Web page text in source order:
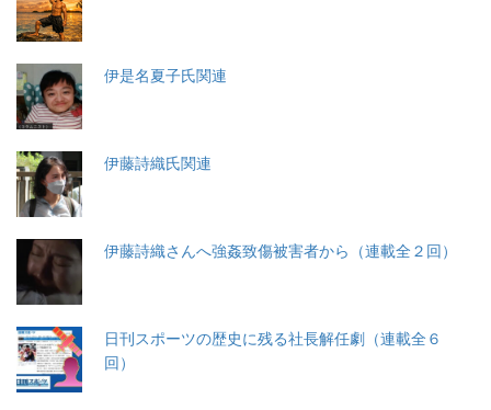
伊是名夏子氏関連
伊藤詩織氏関連
伊藤詩織さんへ強姦致傷被害者から（連載全２回）
日刊スポーツの歴史に残る社長解任劇（連載全６
回）